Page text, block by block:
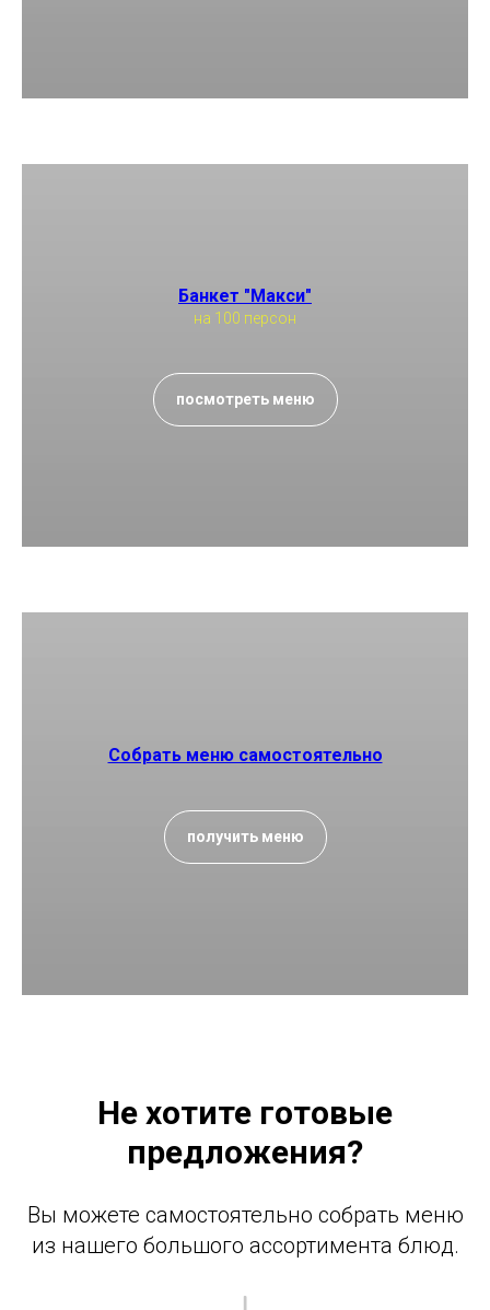
Банкет "Макси"
на 100 персон
посмотреть меню
Собрать меню самостоятельно
получить меню
Не хотите готовые
предложения?
Вы можете самостоятельно собрать меню
из нашего большого ассортимента блюд.